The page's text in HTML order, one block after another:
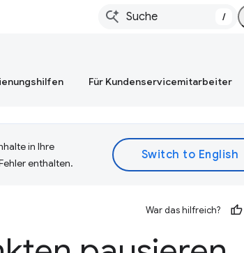
/
Für Kundenservicemitarbeiter
in Ihre
enthalten.
War das hilfreich?